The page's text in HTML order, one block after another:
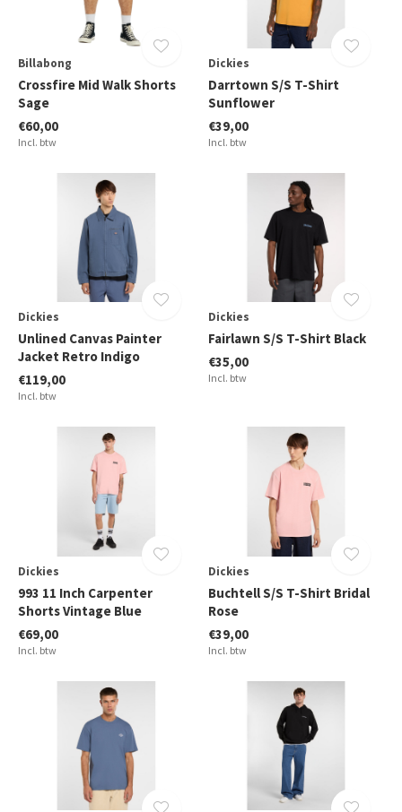
Billabong
Crossfire Mid Walk Shorts
Sage
€60,00
Incl. btw
Dickies
Darrtown S/S T-Shirt
Sunflower
€39,00
Incl. btw
Dickies
Unlined Canvas Painter
Jacket Retro Indigo
€119,00
Incl. btw
Dickies
Fairlawn S/S T-Shirt Black
€35,00
Incl. btw
Dickies
993 11 Inch Carpenter
Shorts Vintage Blue
€69,00
Incl. btw
Dickies
Buchtell S/S T-Shirt Bridal
Rose
€39,00
Incl. btw